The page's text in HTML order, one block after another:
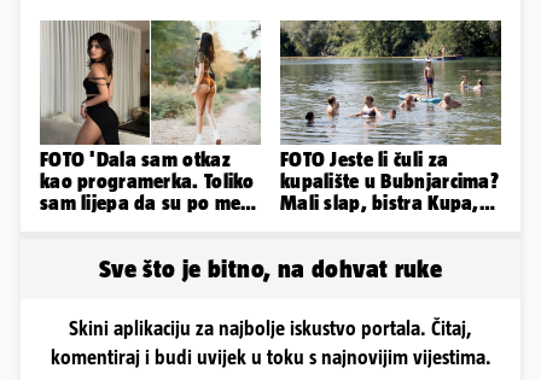
ligi...
FOTO 'Dala sam otkaz
kao programerka. Toliko
sam lijepa da su po meni
FOTO Jeste li čuli za
kupalište u Bubnjarcima?
Mali slap, bistra Kupa,
Sve što je bitno, na dohvat ruke
Skini aplikaciju za najbolje iskustvo portala. Čitaj,
komentiraj i budi uvijek u toku s najnovijim vijestima.